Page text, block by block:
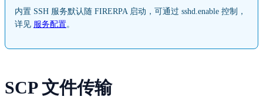
内置 SSH 服务默认随 FIRERPA 启动，可通过 sshd.enable 控制，
详见 服务配置。
SCP 文件传输